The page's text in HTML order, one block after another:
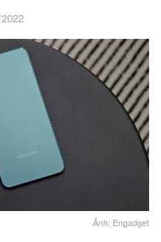
Ảnh: Engadget